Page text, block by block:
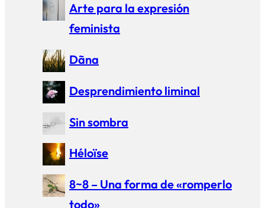
Arte para la expresión
feminista
Dãna
Desprendimiento liminal
Sin sombra
Héloïse
8~8 – Una forma de «romperlo
todo»